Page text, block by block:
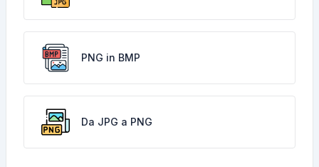
PNG in BMP
Da JPG a PNG